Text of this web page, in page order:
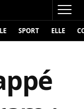
SPORT ELLE